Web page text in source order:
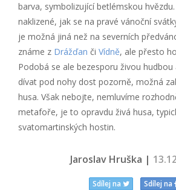
barva, symbolizující betlémskou
naklizené, jak se na pravé vánoční
je možná jiná než na severních
známe z Drážďan či Vídně, ale přesto
Podobá se ale bezesporu živou hudbou
dívat pod nohy dost pozorně, možná
husa. Však nebojte, nemluvíme
metafoře, je to opravdu živá husa,
svatomartinských hostin.
Jaroslav Hruška |
Sdílej na Sdílej na